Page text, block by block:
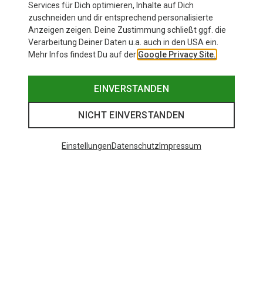
Services für Dich optimieren, Inhalte auf Dich
zuschneiden und dir entsprechend personalisierte
Anzeigen zeigen. Deine Zustimmung schließt ggf. die
Verarbeitung Deiner Daten u.a. auch in den USA ein.
Mehr Infos findest Du auf der Google Privacy Site.
EINVERSTANDEN
NICHT EINVERSTANDEN
EinstellungenDatenschutz Impressum